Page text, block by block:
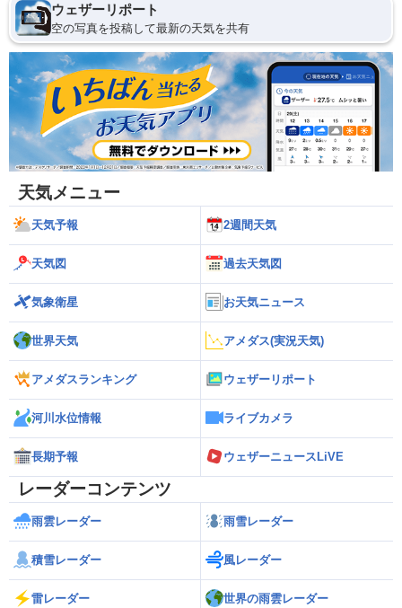
ウェザーリポート
空の写真を投稿して最新の天気を共有
天気メニュー
天気予報 2週間天気
天気図 過去天気図
気象衛星 お天気ニュース
世界天気 アメダス(実況天気)
アメダスランキング ウェザーリポート
河川水位情報 ライブカメラ
長期予報 ウェザーニュースLiVE
レーダーコンテンツ
雨雲レーダー 雨雪レーダー
積雪レーダー 風レーダー
雷レーダー 世界の雨雲レーダー